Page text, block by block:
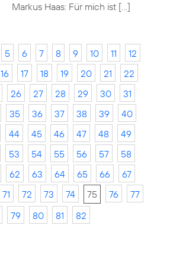
Markus Haas: Für mich ist […]
5 6 7 8 9 10 11
12
16 17 18 19 20 21
22
26 27 28 29 30
31
35 36 37 38 39
40
44 45 46 47 48
49
53 54 55 56 57
58
62 63 64 65 66
67
71 72 73 74 75 76
77
79 80 81 82